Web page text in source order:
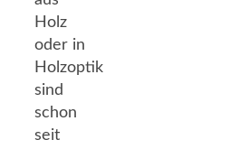
Holz
oder in
Holzoptik
sind
schon
seit